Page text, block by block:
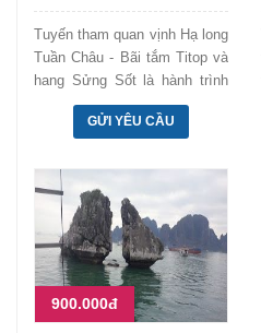
Tuyến tham quan vịnh Hạ long
Tuần Châu - Bãi tắm Titop và
hang Sửng Sốt là hành trình
6h và chúng ta có thời gian
ngắm nhiều hơn những đảo đá
quanh bãi Titop hoặc leo núi
chụp hình.
GỬI YÊU CẦU
900.000đ